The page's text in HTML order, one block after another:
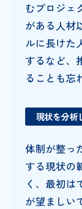
むプロジェ
がある人材
ルに長けた
するなど、
ることも忘
現状を分析
体制が整っ
する現状の
く、最初は
が望ましい